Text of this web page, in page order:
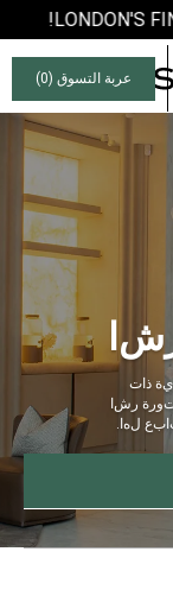
LONDON'S
عربة التسوق (0
)
شا
ية ذ ت
ور ة ر ش
بع له .